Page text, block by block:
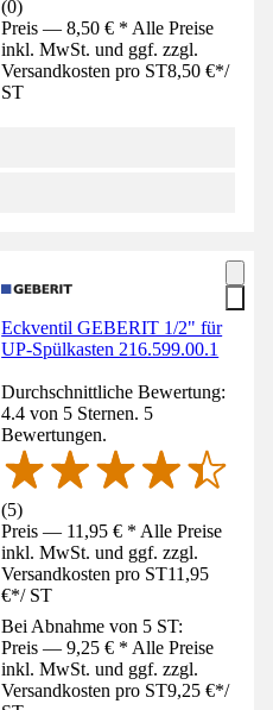
(0)
Preis — 8,50 € * Alle Preise
inkl. MwSt. und ggf. zzgl.
Versandkosten pro ST8,50 €*/
ST
Eckventil GEBERIT 1/2" für
UP-Spülkasten 216.599.00.1
Durchschnittliche Bewertung:
4.4 von 5 Sternen. 5
Bewertungen.
(5)
Preis — 11,95 € * Alle Preise
inkl. MwSt. und ggf. zzgl.
Versandkosten pro ST11,95
€*/ ST
Bei Abnahme von 5 ST:
Preis — 9,25 € * Alle Preise
inkl. MwSt. und ggf. zzgl.
Versandkosten pro ST9,25 €*/